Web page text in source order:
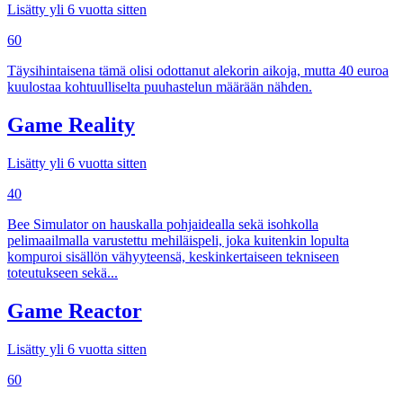
Lisätty yli 6 vuotta sitten
60
Täysihintaisena tämä olisi odottanut alekorin aikoja, mutta 40 euroa
kuulostaa kohtuulliselta puuhastelun määrään nähden.
Game Reality
Lisätty yli 6 vuotta sitten
40
Bee Simulator on hauskalla pohjaidealla sekä isohkolla
pelimaailmalla varustettu mehiläispeli, joka kuitenkin lopulta
kompuroi sisällön vähyyteensä, keskinkertaiseen tekniseen
toteutukseen sekä...
Game Reactor
Lisätty yli 6 vuotta sitten
60